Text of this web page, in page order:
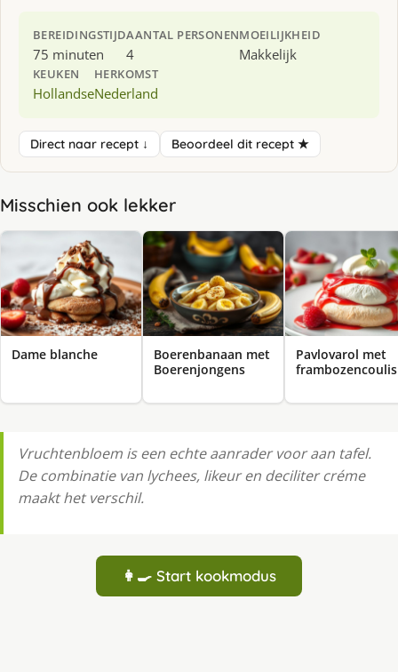
BEREIDINGSTIJD
75 minuten
AANTAL PERSONEN
4
MOEILIJKHEID
Makkelijk
KEUKEN
Hollandse
HERKOMST
Nederland
Direct naar recept ↓ Beoordeel dit recept ★
Misschien ook lekker
Dame blanche
Boerenbanaan met
Boerenjongens
Pavlovarol met
frambozencoulis
Vruchtenbloem is een echte aanrader voor aan tafel.
De combinatie van lychees, likeur en deciliter créme
maakt het verschil.
👩‍🍳 Start kookmodus